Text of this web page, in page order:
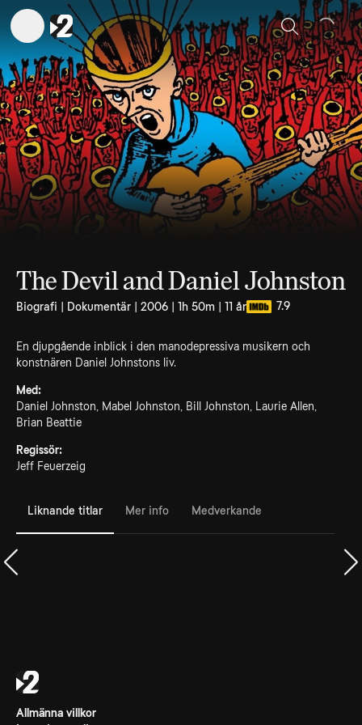
Sök
The Devil and Daniel Johnston
Biografi | Dokumentär | 2006 | 1h 50m | 11 år 7.9
En djupgående inblick i den manodepressiva musikern och
konstnären Daniel Johnstons liv.
Med:
Daniel Johnston, Mabel Johnston, Bill Johnston, Laurie Allen,
Brian Beattie
Regissör:
Jeff Feuerzeig
Liknande titlar Mer info Medverkande
Allmänna villkor